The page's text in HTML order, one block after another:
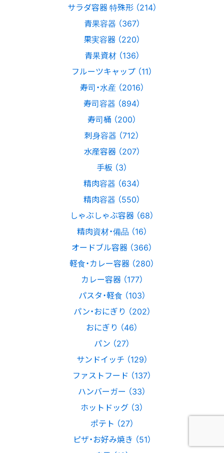
サラダ容器 特殊形 （214）
青果容器 （367）
果実容器 （220）
青果資材 （136）
フルーツキャップ （11）
寿司・水産 （2016）
寿司容器 （894）
寿司桶 （200）
刺身容器 （712）
水産容器 （207）
手板 （3）
精肉容器 （634）
精肉容器 （550）
しゃぶしゃぶ容器 （68）
精肉資材・備品 （16）
オードブル容器 （366）
軽食・カレー容器 （280）
カレー容器 （177）
パスタ・軽食 （103）
パン・おにぎり （202）
おにぎり （46）
パン （27）
サンドイッチ （129）
ファストフード （137）
ハンバーガー （33）
ホットドッグ （3）
ポテト （27）
ピザ・お好み焼き （51）